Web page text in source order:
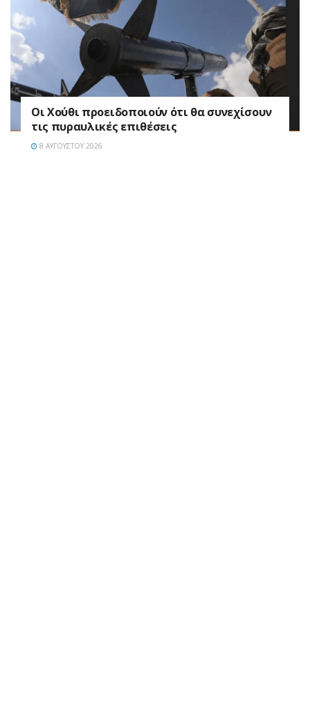
Οι Χούθι προειδοποιούν ότι θα συνεχίσουν
τις πυραυλικές επιθέσεις
8 ΑΥΓΟΎΣΤΟΥ 2026